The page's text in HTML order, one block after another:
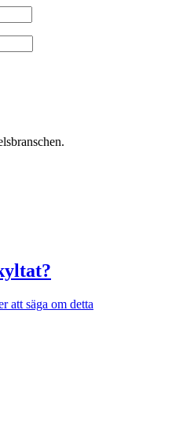
att säga om detta